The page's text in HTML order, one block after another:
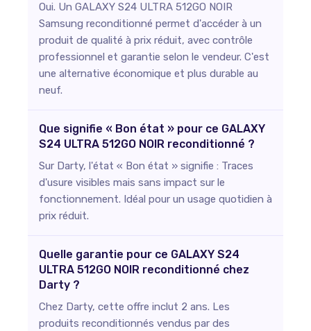
Oui. Un GALAXY S24 ULTRA 512GO NOIR
Samsung reconditionné permet d'accéder à un
produit de qualité à prix réduit, avec contrôle
professionnel et garantie selon le vendeur. C'est
une alternative économique et plus durable au
neuf.
Que signifie « Bon état » pour ce GALAXY
S24 ULTRA 512GO NOIR reconditionné ?
Sur Darty, l'état « Bon état » signifie : Traces
d'usure visibles mais sans impact sur le
fonctionnement. Idéal pour un usage quotidien à
prix réduit.
Quelle garantie pour ce GALAXY S24
ULTRA 512GO NOIR reconditionné chez
Darty ?
Chez Darty, cette offre inclut 2 ans. Les
produits reconditionnés vendus par des